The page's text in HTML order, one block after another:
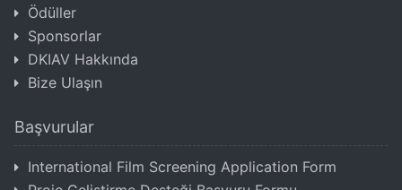
Ödüller
Sponsorlar
DKIAV Hakkında
Bize Ulaşın
Başvurular
International Film Screening Application Form